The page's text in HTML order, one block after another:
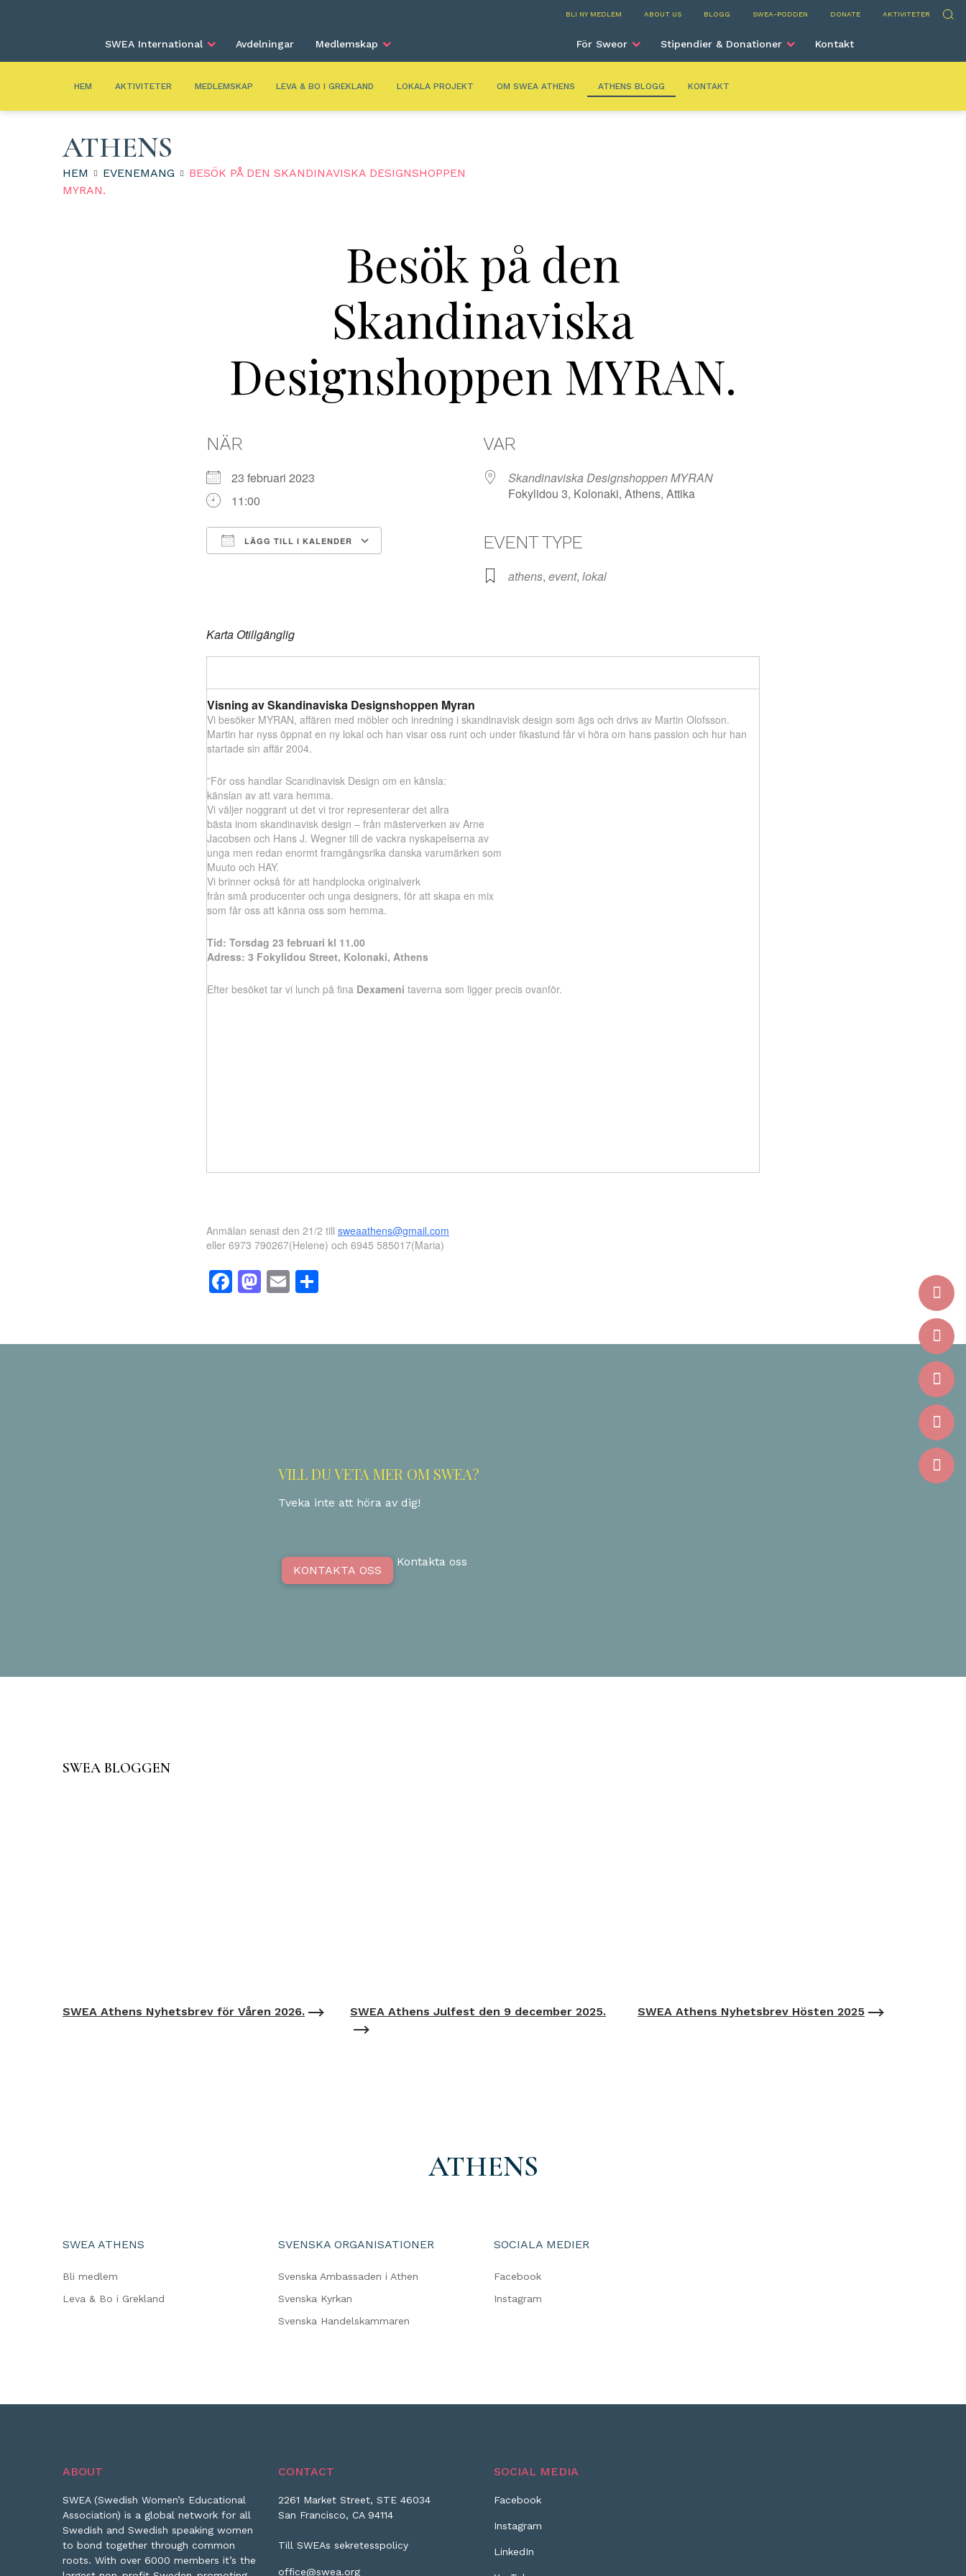
BLI NY MEDLEM ABOUT US BLOGG SWEA-PODDEN DONATE AKTIVITETER Sök
Athens
SWEA International Avdelningar Medlemskap För Sweor Stipendier & Donationer Kontakt
HEM AKTIVITETER MEDLEMSKAP LEVA & BO I GREKLAND LOKALA PROJEKT OM SWEA ATHENS ATHENS BLOGG KONTAKT
ATHENS
HEM EVENEMANG
BESÖK PÅ DEN SKANDINAVISKA DESIGNSHOPPEN
MYRAN.
Besök på den
Skandinaviska
Designshoppen MYRAN.
NÄR
23 februari 2023
11:00
LÄGG TILL I KALENDER
VAR
Skandinaviska Designshoppen MYRAN
Fokylidou 3, Kolonaki, Athens, Attika
EVENT TYPE
athens, event, lokal
Karta Otillgänglig
Visning av Skandinaviska Designshoppen Myran
Vi besöker MYRAN, affären med möbler och inredning i skandinavisk design som ägs och drivs av Martin Olofsson.
Martin har nyss öppnat en ny lokal och han visar oss runt och under fikastund får vi höra om hans passion och hur han
startade sin affär 2004.
”För oss handlar Scandinavisk Design om en känsla:
känslan av att vara hemma.
Vi väljer noggrant ut det vi tror representerar det allra
bästa inom skandinavisk design – från mästerverken av Arne
Jacobsen och Hans J. Wegner till de vackra nyskapelserna av
unga men redan enormt framgångsrika danska varumärken som
Muuto och HAY.
Vi brinner också för att handplocka originalverk
från små producenter och unga designers, för att skapa en mix
som får oss att känna oss som hemma.
Tid: Torsdag 23 februari kl 11.00
Adress: 3 Fokylidou Street, Kolonaki, Athens
Efter besöket tar vi lunch på fina Dexameni taverna som ligger precis ovanför.
Anmälan senast den 21/2 till sweaathens@gmail.com
eller 6973 790267(Helene) och 6945 585017(Maria)
Facebook
Mastodon
Email
VILL DU VETA MER OM SWEA?
Tveka inte att höra av dig!
KONTAKTA OSS
Kontakta oss
SWEA BLOGGEN
SWEA Athens Nyhetsbrev för Våren 2026. SWEA Athens Julfest den 9 december 2025. SWEA Athens Nyhetsbrev Hösten 2025
ATHENS
SWEA ATHENS
Bli medlem
Leva & Bo i Grekland
SVENSKA ORGANISATIONER
Svenska Ambassaden i Athen
Svenska Kyrkan
Svenska Handelskammaren
SOCIALA MEDIER
Facebook
Instagram
ABOUT
SWEA (Swedish Women’s Educational
Association) is a global network for all
Swedish and Swedish speaking women
to bond together through common
roots. With over 6000 members it’s the
CONTACT
2261 Market Street, STE 46034
San Francisco, CA 94114
Till SWEAs sekretesspolicy
office@swea.org
SOCIAL MEDIA
Facebook
Instagram
LinkedIn